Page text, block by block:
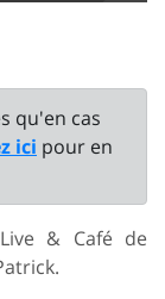
qu'en cas
ici pour en
& Café de